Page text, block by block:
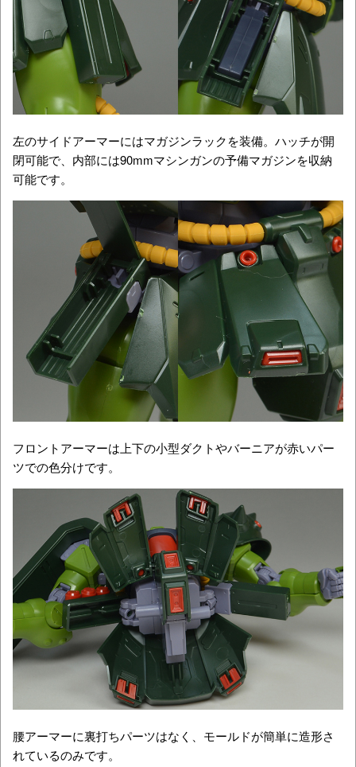
左のサイドアーマーにはマガジンラックを装備。ハッチが開
閉可能で、内部には90mmマシンガンの予備マガジンを収納
可能です。
フロントアーマーは上下の小型ダクトやバーニアが赤いパー
ツでの色分けです。
腰アーマーに裏打ちパーツはなく、モールドが簡単に造形さ
れているのみです。